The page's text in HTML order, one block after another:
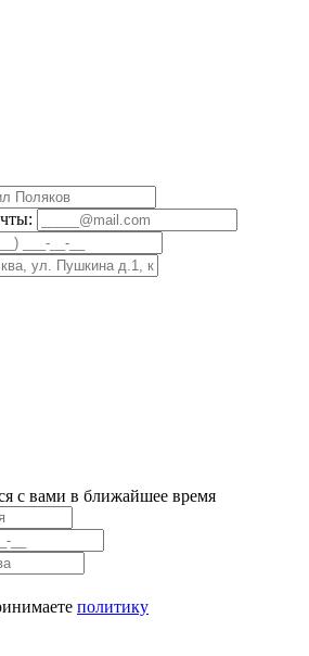
с вами в ближайшее время
политику